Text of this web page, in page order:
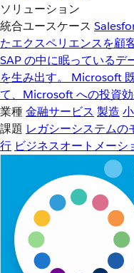
ソリューション
統合ユースケース
たエクスペリエンスを顧
SAP の中に眠っているデ
を生み出す。
Microsoft
て、Microsoft への投資効
業種金融サービス 製造
課題 レガシーシステムの
行 ビジネスオートメーシ